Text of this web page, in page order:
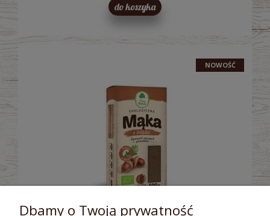
do koszyka
NOWOŚĆ
Dbamy o Twoją prywatność